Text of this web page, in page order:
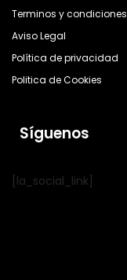
Terminos y condiciones
Aviso Legal
Política de privacidad
Politica de Cookies
Síguenos
[la_social_link]